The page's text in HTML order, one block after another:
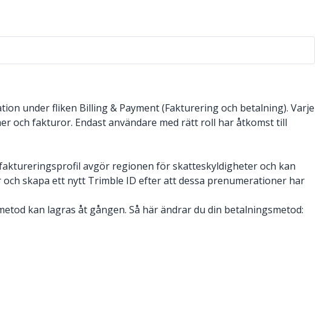
under fliken Billing & Payment (Fakturering och betalning). Varje
och fakturor. Endast användare med rätt roll har åtkomst till
avgör regionen för skatteskyldigheter och kan
skapa ett nytt Trimble ID efter att dessa prenumerationer har
kan lagras åt gången. Så här ändrar du din betalningsmetod: